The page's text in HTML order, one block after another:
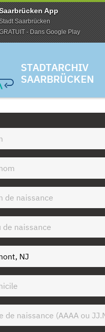
App
Saarbrücken
- Dans Google Play
STADTARCHIV
SAARBRÜCKEN